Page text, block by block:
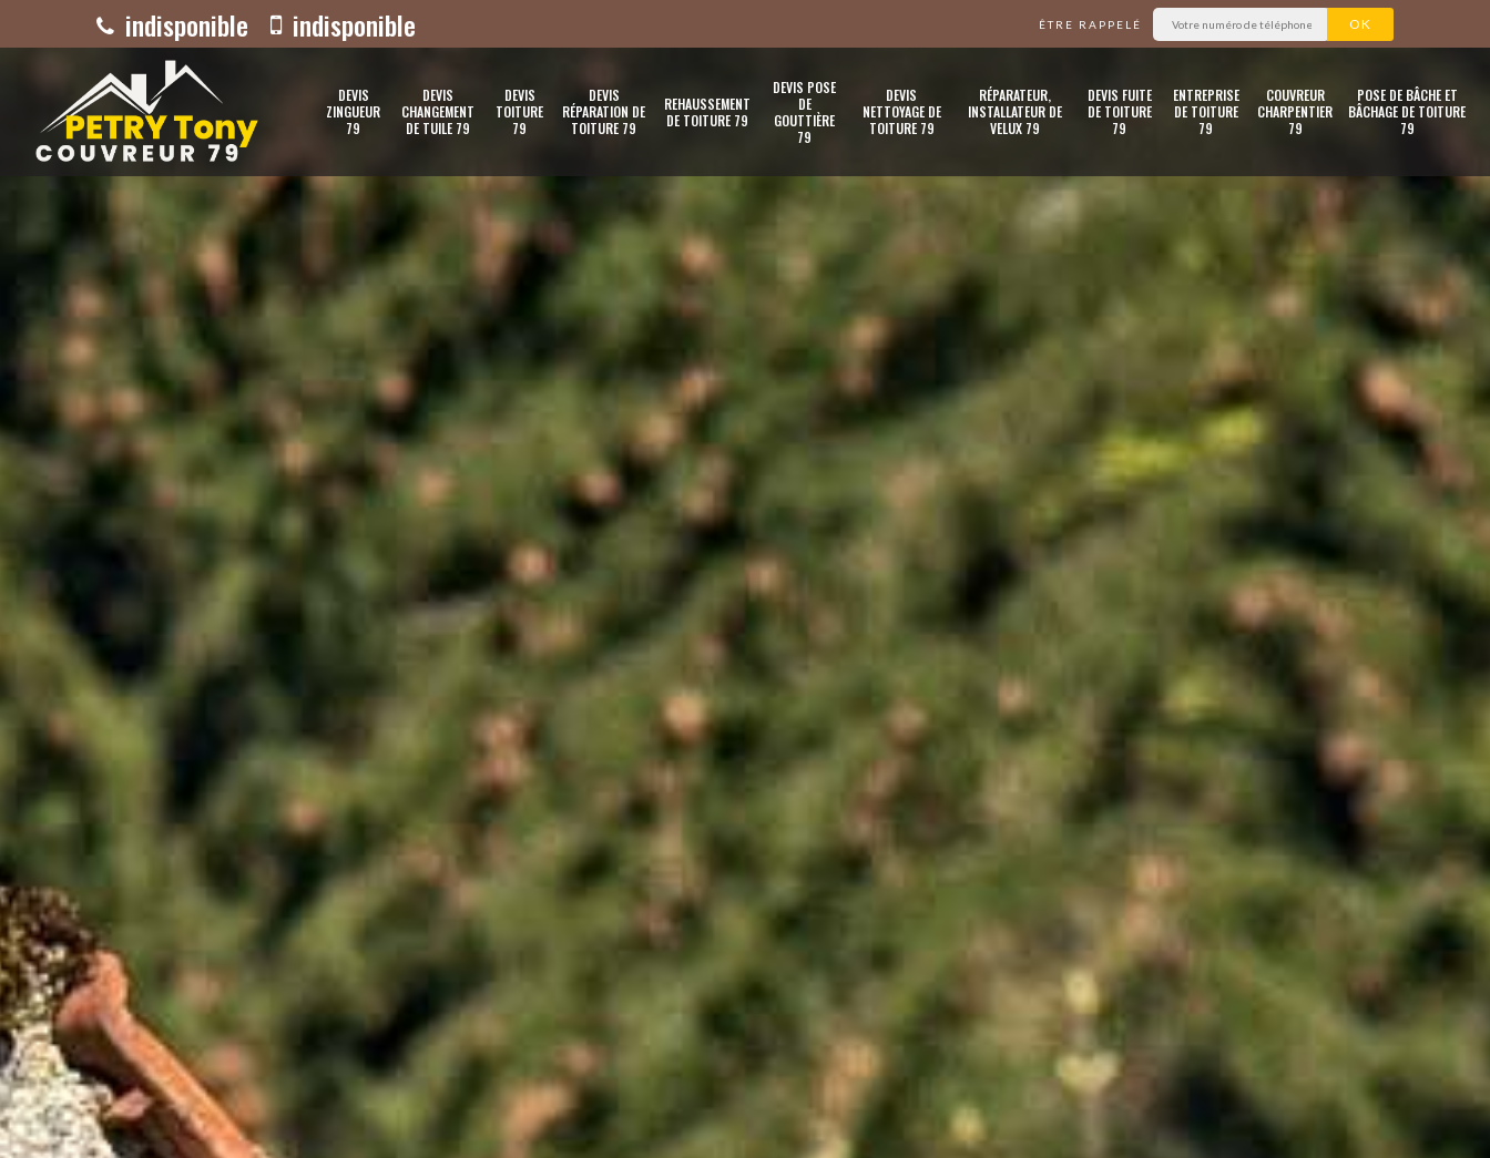
indisponible indisponible ÊTRE RAPPELÉ
DEVIS
ZINGUEUR
79
DEVIS
CHANGEMENT
DE TUILE 79
DEVIS
TOITURE
79
DEVIS
RÉPARATION DE
TOITURE 79
REHAUSSEMENT
DE TOITURE 79
DEVIS POSE
DE
GOUTTIÈRE
79
DEVIS
NETTOYAGE DE
TOITURE 79
RÉPARATEUR,
INSTALLATEUR DE
VELUX 79
DEVIS FUITE
DE TOITURE
79
ENTREPRISE
DE TOITURE
79
COUVREUR
CHARPENTIER
79
POSE DE BÂCHE ET
BÂCHAGE DE TOITURE
79